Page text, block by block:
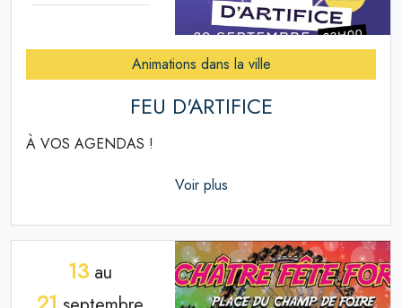
Animations dans la ville
FEU D'ARTIFICE
À VOS AGENDAS !
Voir plus
13 au